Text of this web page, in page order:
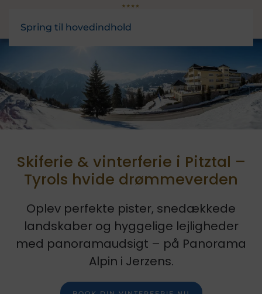
Spring til hovedindhold
Skiferie & vinterferie i Pitztal –
Tyrols hvide drømmeverden
Oplev perfekte pister, snedækkede
landskaber og hyggelige lejligheder
med panoramaudsigt – på Panorama
Alpin i Jerzens.